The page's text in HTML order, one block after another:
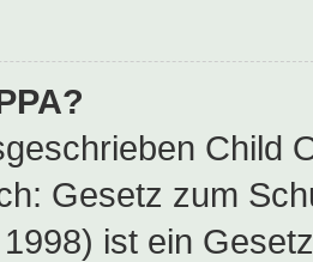
Child
Gesetz zum
ist ein